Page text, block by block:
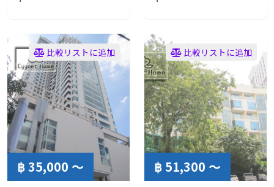
比較リストに追加
฿ 35,000 ～
比較リストに追加
฿ 51,300 ～